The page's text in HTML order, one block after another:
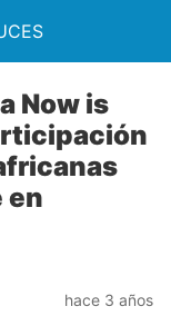
Now is
en
hace 3 años